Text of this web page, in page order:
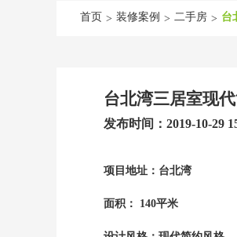
首页 > 装修案例 > 二手房 > 台
台北湾三居室现
发布时间：2019-10-29
项目地址：台北湾
面积： 140平米